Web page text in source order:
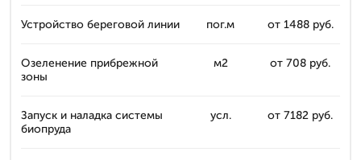
Устройство береговой линии пог.м от 1488 руб.
Озеленение прибрежной
зоны
м2 от 708 руб.
Запуск и наладка системы
биопруда
усл. от 7182 руб.